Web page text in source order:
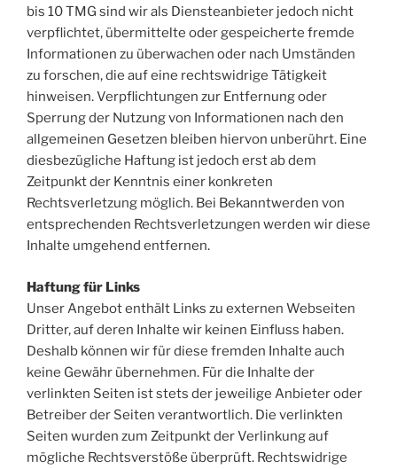
bis 10 TMG sind wir als Diensteanbieter jedoch nicht
verpflichtet, übermittelte oder gespeicherte fremde
Informationen zu überwachen oder nach Umständen
zu forschen, die auf eine rechtswidrige Tätigkeit
hinweisen. Verpflichtungen zur Entfernung oder
Sperrung der Nutzung von Informationen nach den
allgemeinen Gesetzen bleiben hiervon unberührt. Eine
diesbezügliche Haftung ist jedoch erst ab dem
Zeitpunkt der Kenntnis einer konkreten
Rechtsverletzung möglich. Bei Bekanntwerden von
entsprechenden Rechtsverletzungen werden wir diese
Inhalte umgehend entfernen.
Haftung für Links
Unser Angebot enthält Links zu externen Webseiten
Dritter, auf deren Inhalte wir keinen Einfluss haben.
Deshalb können wir für diese fremden Inhalte auch
keine Gewähr übernehmen. Für die Inhalte der
verlinkten Seiten ist stets der jeweilige Anbieter oder
Betreiber der Seiten verantwortlich. Die verlinkten
Seiten wurden zum Zeitpunkt der Verlinkung auf
mögliche Rechtsverstöße überprüft. Rechtswidrige